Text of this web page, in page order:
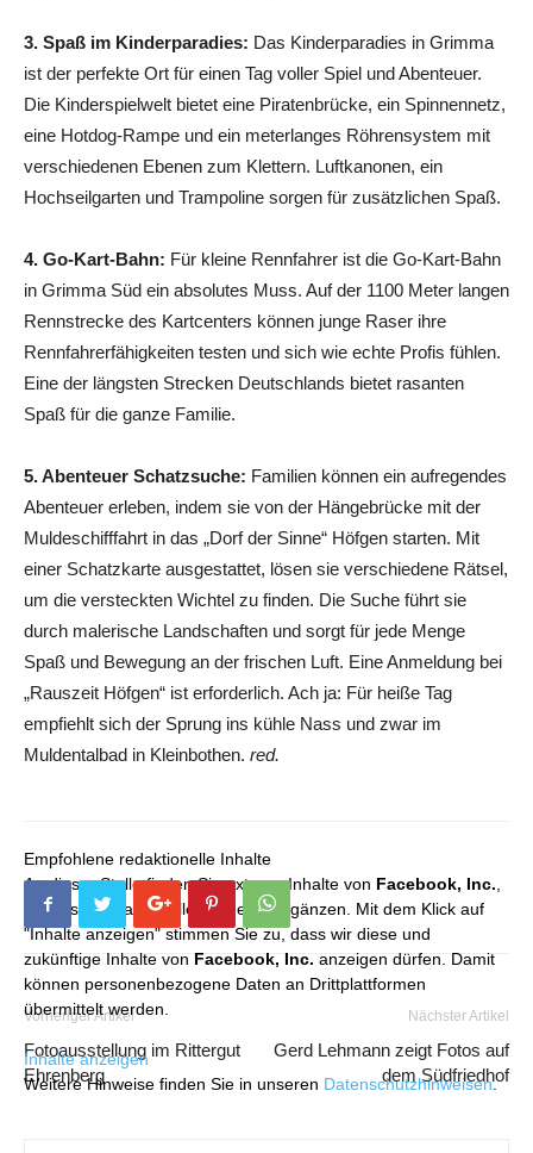
3. Spaß im Kinderparadies: Das Kinderparadies in Grimma
ist der perfekte Ort für einen Tag voller Spiel und Abenteuer.
Die Kinderspielwelt bietet eine Piratenbrücke, ein Spinnennetz,
eine Hotdog-Rampe und ein meterlanges Röhrensystem mit
verschiedenen Ebenen zum Klettern. Luftkanonen, ein
Hochseilgarten und Trampoline sorgen für zusätzlichen Spaß.
4. Go-Kart-Bahn: Für kleine Rennfahrer ist die Go-Kart-Bahn
in Grimma Süd ein absolutes Muss. Auf der 1100 Meter langen
Rennstrecke des Kartcenters können junge Raser ihre
Rennfahrerfähigkeiten testen und sich wie echte Profis fühlen.
Eine der längsten Strecken Deutschlands bietet rasanten
Spaß für die ganze Familie.
5. Abenteuer Schatzsuche: Familien können ein aufregendes
Abenteuer erleben, indem sie von der Hängebrücke mit der
Muldeschifffahrt in das „Dorf der Sinne“ Höfgen starten. Mit
einer Schatzkarte ausgestattet, lösen sie verschiedene Rätsel,
um die versteckten Wichtel zu finden. Die Suche führt sie
durch malerische Landschaften und sorgt für jede Menge
Spaß und Bewegung an der frischen Luft. Eine Anmeldung bei
„Rauszeit Höfgen“ ist erforderlich. Ach ja: Für heiße Tag
empfiehlt sich der Sprung ins kühle Nass und zwar im
Muldentalbad in Kleinbothen. red.
Empfohlene redaktionelle Inhalte
An dieser Stelle finden Sie externe Inhalte von Facebook, Inc.
die unser redaktionelles Angebot ergänzen. Mit dem Klick auf
"Inhalte anzeigen" stimmen Sie zu, dass wir diese und
zukünftige Inhalte von Facebook, Inc. anzeigen dürfen. Damit
können personenbezogene Daten an Drittplattformen
übermittelt werden.
Inhalte anzeigen
Weitere Hinweise finden Sie in unseren Datenschutzhinweisen.
Vorheriger Artikel
Fotoausstellung im Rittergut
Ehrenberg
Nächster Artikel
Gerd Lehmann zeigt Fotos auf
dem Südfriedhof